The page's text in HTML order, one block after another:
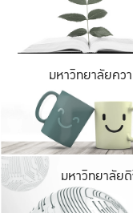
มหาวิทยาลัยคว
มหาวิทยาลัย